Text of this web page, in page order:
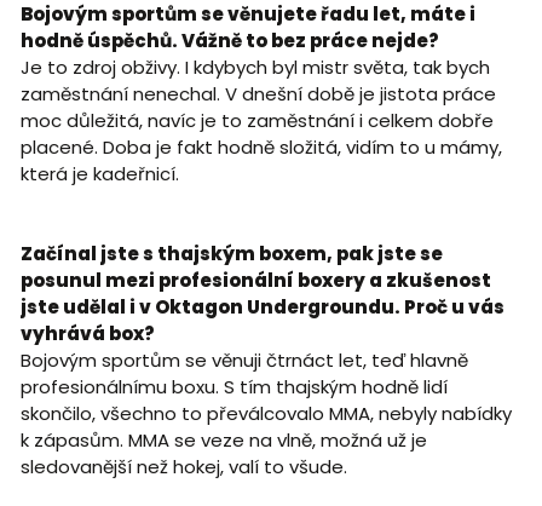
Bojovým sportům se věnujete řadu let, máte i
hodně úspěchů. Vážně to bez práce nejde?
Je to zdroj obživy. I kdybych byl mistr světa, tak bych
zaměstnání nenechal. V dnešní době je jistota práce
moc důležitá, navíc je to zaměstnání i celkem dobře
placené. Doba je fakt hodně složitá, vidím to u mámy,
která je kadeřnicí.
Začínal jste s thajským boxem, pak jste se
posunul mezi profesionální boxery a zkušenost
jste udělal i v Oktagon Undergroundu. Proč u vás
vyhrává box?
Bojovým sportům se věnuji čtrnáct let, teď hlavně
profesionálnímu boxu. S tím thajským hodně lidí
skončilo, všechno to převálcovalo MMA, nebyly nabídky
k zápasům. MMA se veze na vlně, možná už je
sledovanější než hokej, valí to všude.